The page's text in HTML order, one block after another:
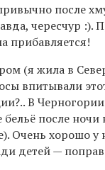
после
чересчур :).
прибавляется!
(я жила в
впитывали
В Черногории
после ночи
Очень хорошо у
детей —